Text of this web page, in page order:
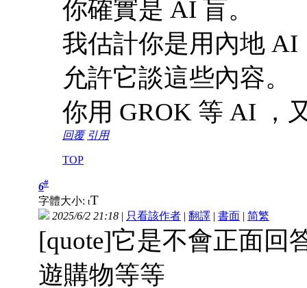
你確實是 AI 盲。
我估計你是用內地
允許它談這些內容。
你用 GROK 等 AI ，
回覆 引用
TOP
6#
字體大小: tT
2025/6/2 21:18 | 只看該作者 | 翻譯 | 書面 | 简繁
[quote]它是不會正面回
遊購物等等